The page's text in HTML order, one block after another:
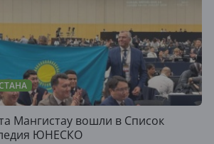
Мангистау вошли в Список
ЮНЕСКО